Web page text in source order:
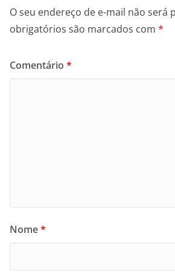
O seu endereço de e-mail não será
obrigatórios são marcados com *
Comentário *
Nome*